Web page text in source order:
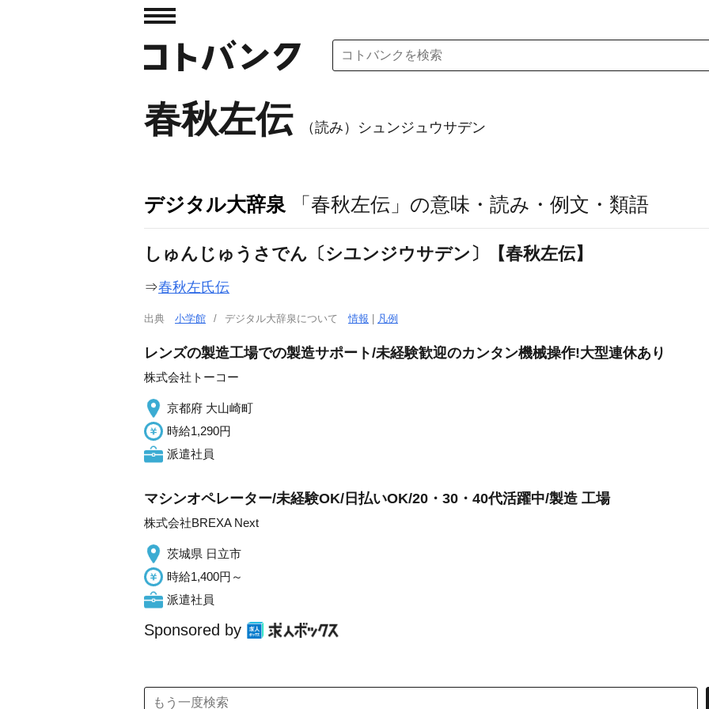
春秋左伝 （読み）シュンジュウサデン
デジタル大辞泉 「春秋左伝」の意味・読み・例文・類語
しゅんじゅうさでん〔シユンジウサデン〕【春秋左伝】
⇒春秋左氏伝
出典 小学館 デジタル大辞泉について情報 凡例
レンズの製造工場での製造サポート/未経験歓迎のカンタン機械操作!大型連休あり
株式会社トーコー
京都府 大山崎町
時給1,290円
派遣社員
マシンオペレーター/未経験OK/日払いOK/20・30・40代活躍中/製造 工場
株式会社BREXA Next
茨城県 日立市
時給1,400円～
派遣社員
Sponsored by